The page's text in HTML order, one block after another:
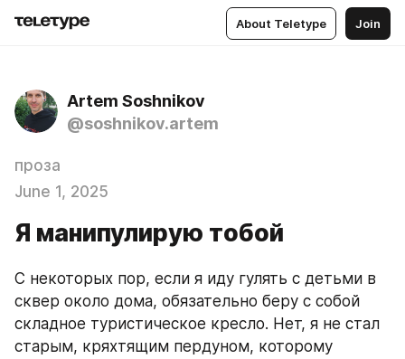
About Teletype Join
Artem Soshnikov
@soshnikov.artem
проза
June 1, 2025
Я манипулирую тобой
С некоторых пор, если я иду гулять с детьми в
сквер около дома, обязательно беру с собой
складное туристическое кресло. Нет, я не стал
старым, кряхтящим пердуном, которому